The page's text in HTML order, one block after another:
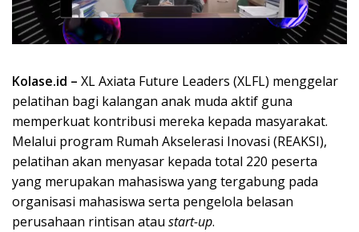
Kolase.id – XL Axiata Future Leaders (XLFL) menggelar
pelatihan bagi kalangan anak muda aktif guna
memperkuat kontribusi mereka kepada masyarakat.
Melalui program Rumah Akselerasi Inovasi (REAKSI),
pelatihan akan menyasar kepada total 220 peserta
yang merupakan mahasiswa yang tergabung pada
organisasi mahasiswa serta pengelola belasan
perusahaan rintisan atau start-up.